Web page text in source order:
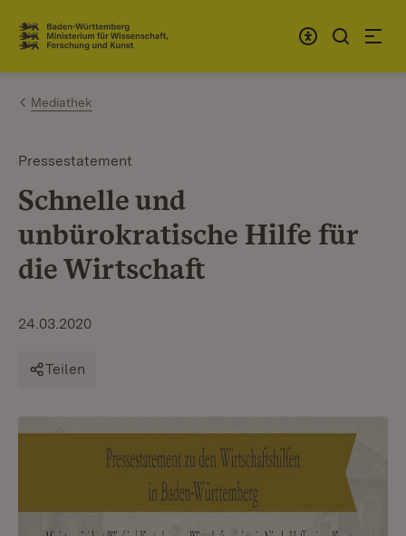
Zum Inhalt springen
Link zur Startseite
Mediathek
Pressestatement
Schnelle und
unbürokratische Hilfe für
die Wirtschaft
24.03.2020
Teilen